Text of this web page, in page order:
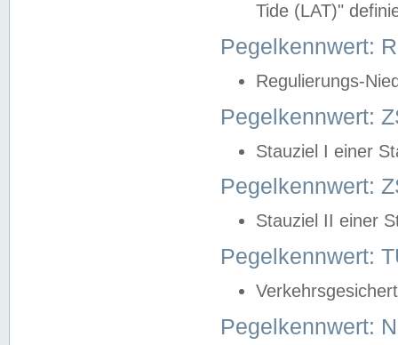
Tide (LAT)"
Pegelkennwert:
Regulierungs-
Pegelkennwert:
Stauziel I einer
Pegelkennwert:
Stauziel II einer
Pegelkennwert:
Pegelkennwert: